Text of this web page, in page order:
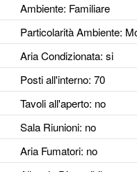
Ambiente: Familiare
Particolarità Ambiente:
Aria Condizionata: si
Posti all'interno: 70
Tavoli all'aperto: no
Sala Riunioni: no
Aria Fumatori: no